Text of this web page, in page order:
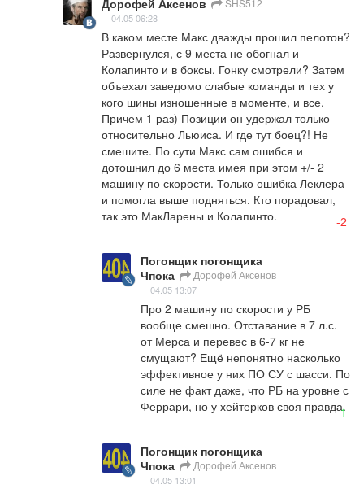
SHS512
04.05 06:28
В каком месте Макс дважды прошил пелотон?
Развернулся, с 9 места не обогнал и
Колапинто и в боксы. Гонку смотрели? Затем
объехал заведомо слабые команды и тех у
кого шины изношенные в моменте, и все.
Причем 1 раз) Позиции он удержал только
относительно Льюиса. И где тут боец?! Не
смешите. По сути Макс сам ошибся и
дотошнил до 6 места имея при этом +/- 2
машину по скорости. Только ошибка Леклера
и помогла выше подняться. Кто порадовал,
так это МакЛарены и Колапинто.
-2
Погонщик погонщика
Чпока
Дорофей Аксенов
04.05 13:07
Про 2 машину по скорости у РБ
вообще смешно. Отставание в 7 л.с.
от Мерса и перевес в 6-7 кг не
смущают? Ещё непонятно насколько
эффективное у них ПО СУ с шасси. По
силе не факт даже, что РБ на уровне с
Феррари, но у хейтерков своя правда.
1
Погонщик погонщика
Чпока
Дорофей Аксенов
04.05 13:01